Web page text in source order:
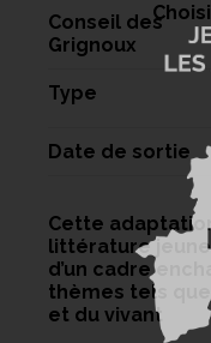
Conseil des
Grignoux
Type
Date de sortie
Cette
littérature
d’un cadre
thèmes tels
et du vivant